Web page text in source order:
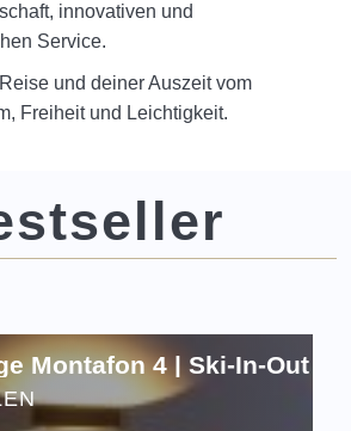
innovativen und
Service.
und deiner Auszeit vom
Freiheit und Leichtigkeit.
Montafon 4 | Ski-In-Out